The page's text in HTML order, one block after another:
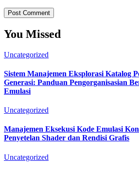
You Missed
Uncategorized
Sistem Manajemen Eksplorasi Katalog
Generasi: Panduan Pengorganisasian
Emulasi
Uncategorized
Manajemen Eksekusi Kode Emulasi
Penyetelan Shader dan Rendisi Grafis
Uncategorized